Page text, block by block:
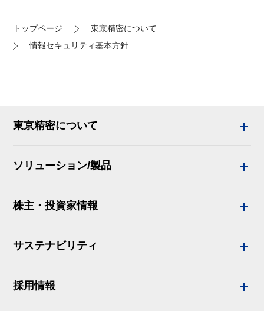
トップページ
東京精密について
情報セキュリティ基本方針
東京精密について
ソリューション/製品
株主・投資家情報
サステナビリティ
採用情報